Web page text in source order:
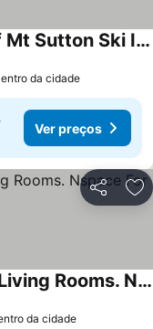
Apartment On The Slopes Of Mt Sutton Ski In, Ski Out, Mountain Biking And Hiking
da cidade
Ver preços
Partilhar
3 Bedrooms, 2 Bathrooms, 2 Living Rooms. Nspace For 8 People.
da cidade